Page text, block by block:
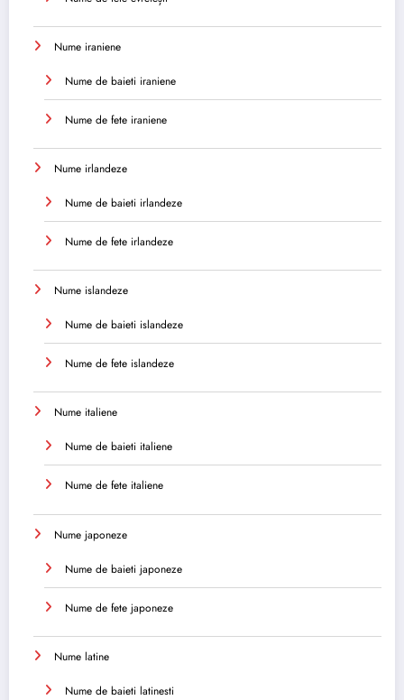
Nume iraniene
Nume de baieti iraniene
Nume de fete iraniene
Nume irlandeze
Nume de baieti irlandeze
Nume de fete irlandeze
Nume islandeze
Nume de baieti islandeze
Nume de fete islandeze
Nume italiene
Nume de baieti italiene
Nume de fete italiene
Nume japoneze
Nume de baieti japoneze
Nume de fete japoneze
Nume latine
Nume de baieti latinesti